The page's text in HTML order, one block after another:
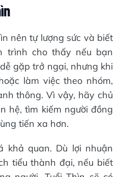
nên tự lượng sức và biết
trình cho thấy nếu bạn
gặp trở ngại, nhưng khi
làm việc theo nhóm,
thông. Vì vậy, hãy chủ
hệ, tìm kiếm người đồng
tiến xa hơn.
khả quan. Dù lợi nhuận
tiểu thành đại, nếu biết